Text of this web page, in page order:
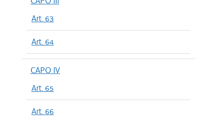
Art. 63
Art. 64
CAPO IV
Art. 65
Art. 66